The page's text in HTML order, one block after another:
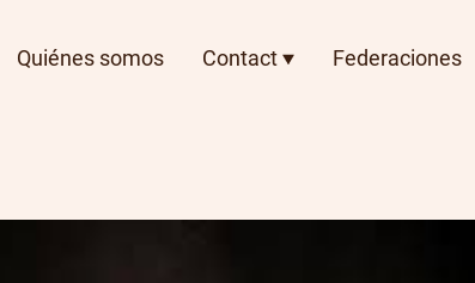
Quiénes somos Contact Federaciones